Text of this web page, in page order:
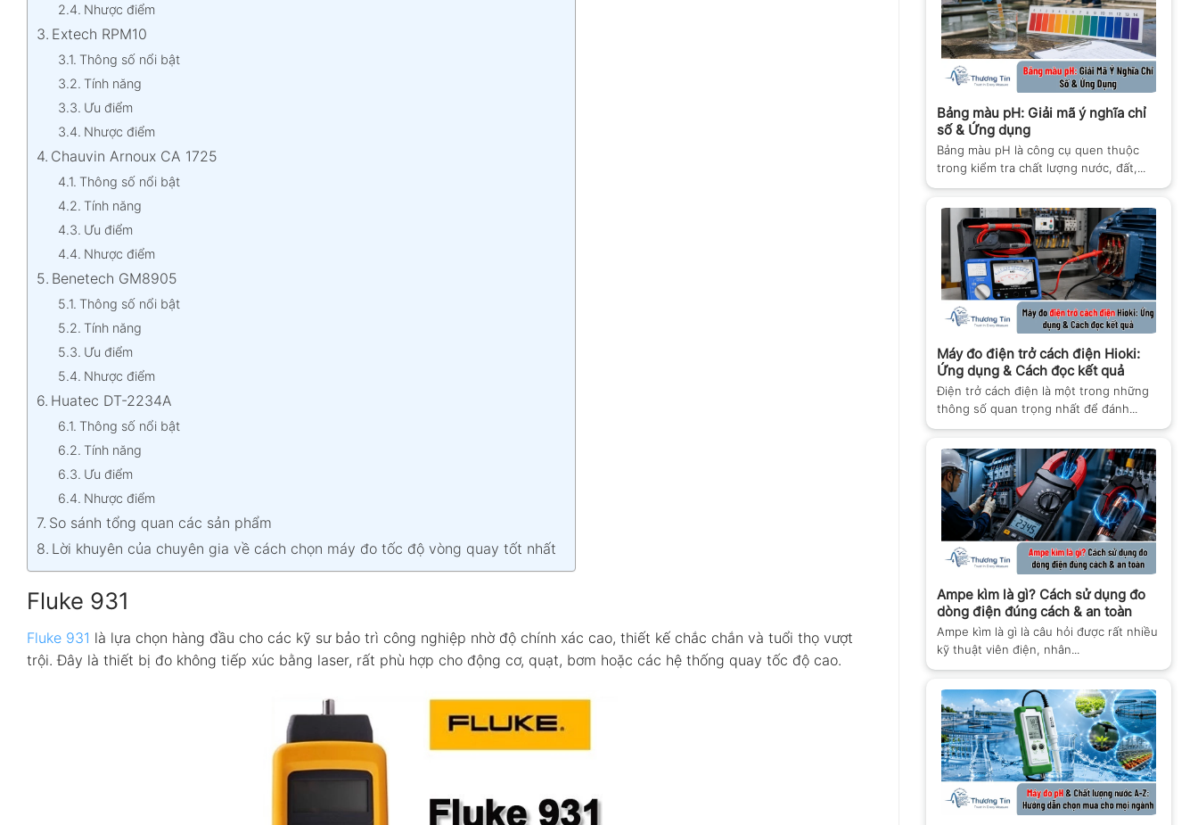
Nhược điểm
Extech RPM10
Thông số nổi bật
Tính năng
Ưu điểm
Nhược điểm
Chauvin Arnoux CA 1725
Thông số nổi bật
Tính năng
Ưu điểm
Nhược điểm
Benetech GM8905
Thông số nổi bật
Tính năng
Ưu điểm
Nhược điểm
Huatec DT-2234A
Thông số nổi bật
Tính năng
Ưu điểm
Nhược điểm
So sánh tổng quan các sản phẩm
Lời khuyên của chuyên gia về cách chọn máy đo tốc độ vòng quay tốt nhất
Fluke 931
Fluke 931 là lựa chọn hàng đầu cho các kỹ sư bảo trì công nghiệp nhờ độ chính xác cao, thiết kế chắc chắn và tuổi thọ vượt
trội. Đây là thiết bị đo không tiếp xúc bằng laser, rất phù hợp cho động cơ, quạt, bơm hoặc các hệ thống quay tốc độ cao.
Bảng màu pH: Giải mã ý nghĩa chỉ
số & Ứng dụng
Bảng màu pH là công cụ quen thuộc
trong kiểm tra chất lượng nước, đất,...
Máy đo điện trở cách điện Hioki:
Ứng dụng & Cách đọc kết quả
Điện trở cách điện là một trong những
thông số quan trọng nhất để đánh...
Ampe kìm là gì? Cách sử dụng đo
dòng điện đúng cách & an toàn
Ampe kìm là gì là câu hỏi được rất nhiều
kỹ thuật viên điện, nhân...